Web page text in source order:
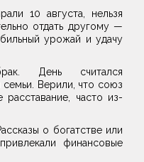
10 августа, нельзя
отдать другому —
урожай и удачу
День считался
семьи. Верили, что союз
часто из-
о богатстве или
финансовые